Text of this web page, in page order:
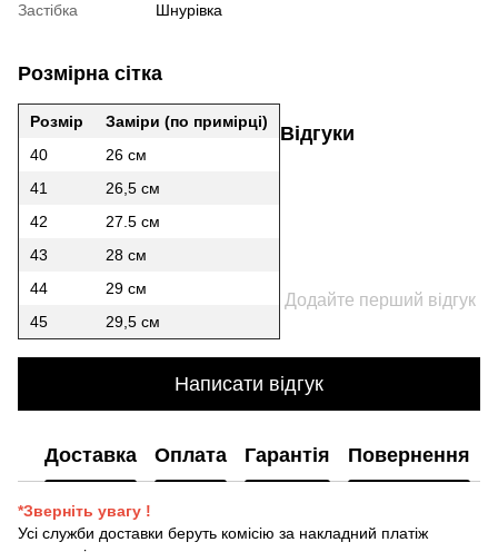
Застібка
Шнурівка
Розмірна сітка
Розмір
Заміри (по примірці)
40
26 см
41
26,5 см
42
27.5 см
43
28 см
44
29 см
45
29,5 см
Відгуки
Додайте перший відгук
Написати відгук
Доставка Оплата Гарантія Повернення
*Зверніть увагу !
Усі служби доставки беруть комісію за накладний платіж